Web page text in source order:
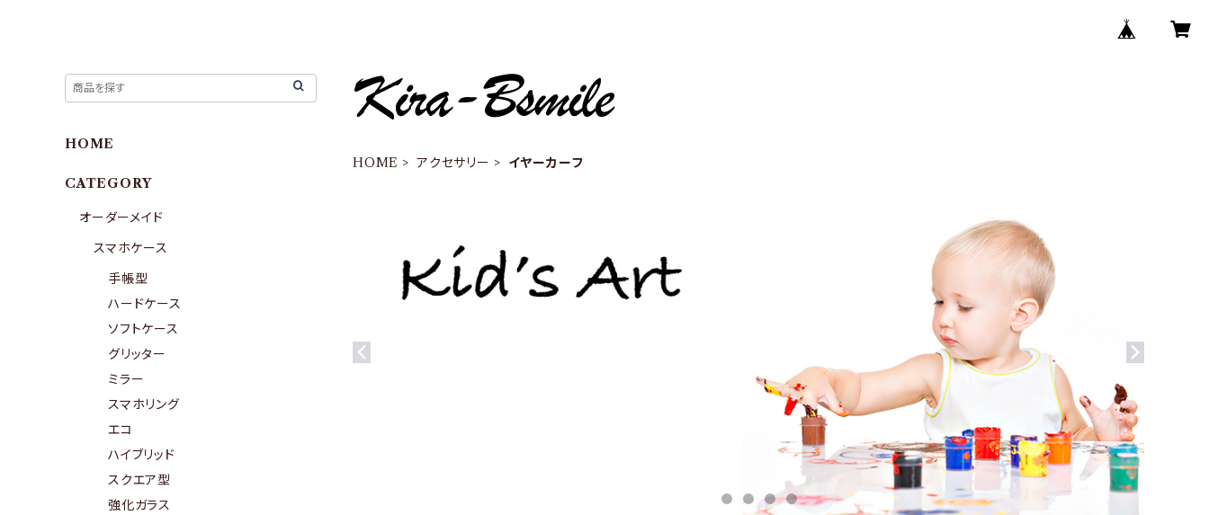
HOME アクセサリー イヤーカーフ
HOME
CATEGORY
オーダーメイド
スマホケース
手帳型
ハードケース
ソフトケース
グリッター
ミラー
スマホリング
エコ
ハイブリッド
スクエア型
強化ガラス